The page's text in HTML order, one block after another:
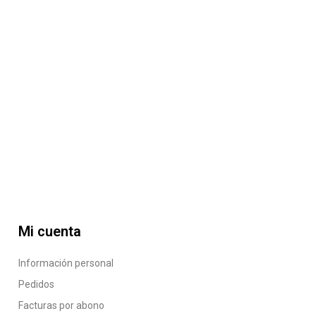
Mi cuenta
Información personal
Pedidos
Facturas por abono